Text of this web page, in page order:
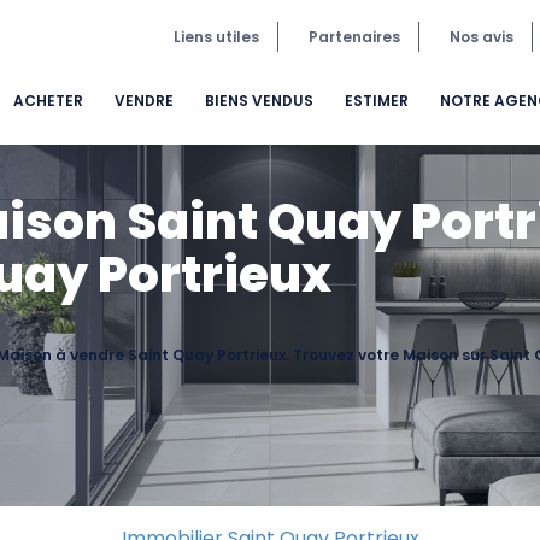
Liens utiles Partenaires Nos avis
ACHETER VENDRE BIENS VENDUS ESTIMER NOTRE
Saint Quay
Portrieux
à vendre Saint Quay Portrieux. Trouvez votre Maison sur Saint